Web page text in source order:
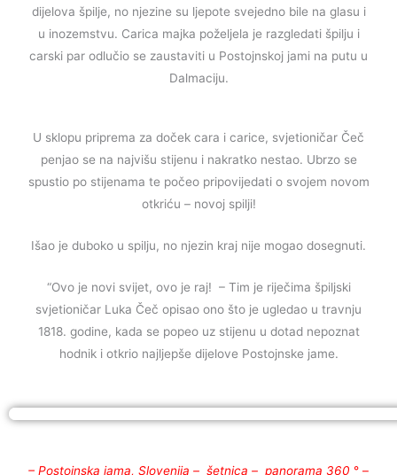
dijelova špilje, no njezine su ljepote svejedno bile na glasu i
u inozemstvu. Carica majka poželjela je razgledati špilju i
carski par odlučio se zaustaviti u Postojnskoj jami na putu u
Dalmaciju.
U sklopu priprema za doček cara i carice, svjetioničar Čeč
penjao se na najvišu stijenu i nakratko nestao. Ubrzo se
spustio po stijenama te počeo pripovijedati o svojem novom
otkriću – novoj spilji!
Išao je duboko u spilju, no njezin kraj nije mogao dosegnuti.
“Ovo je novi svijet, ovo je raj! – Tim je riječima špiljski
svjetioničar Luka Čeč opisao ono što je ugledao u travnju
1818. godine, kada se popeo uz stijenu u dotad nepoznat
hodnik i otkrio najljepše dijelove Postojnske jame.
– Postojnska jama, Slovenija – šetnica – panorama 360 ° –